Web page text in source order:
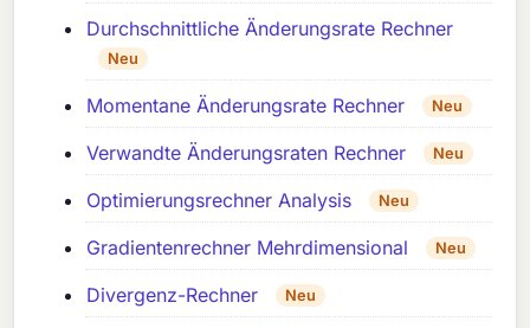
Durchschnittliche Änderungsrate Rechner
Neu
Momentane Änderungsrate Rechner Neu
Verwandte Änderungsraten Rechner Neu
Optimierungsrechner Analysis Neu
Gradientenrechner Mehrdimensional Neu
Divergenz-Rechner Neu